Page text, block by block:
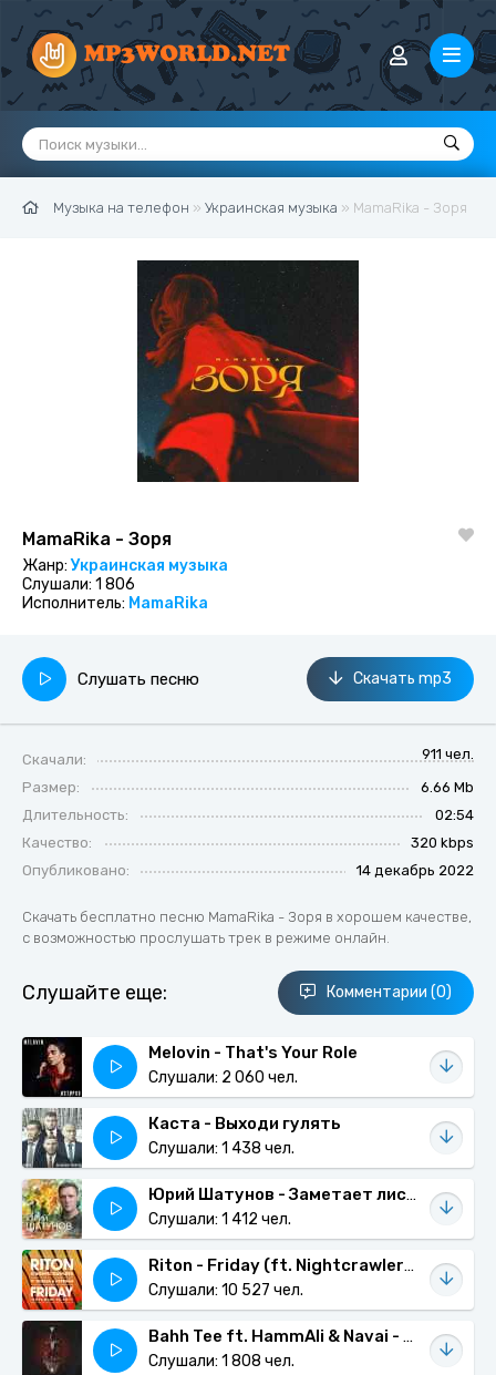
Музыка на телефон » Украинская музыка » MamaRika - Зоря
MamaRika - Зоря
Жанр:Украинская музыка
Слушали: 1 806
Исполнитель: MamaRika
Слушать песню Скачать mp3
Скачали:
911 чел.
Размер:
6.66 Mb
Длительность:
02:54
Качество:
320 kbps
Опубликовано:
14 декабрь 2022
Скачать бесплатно песню MamaRika - Зоря в хорошем качестве,
с возможностью прослушать трек в режиме онлайн.
Слушайте еще: Комментарии (0)
Melovin - That's Your Role
Слушали: 2 060 чел.
Каста - Выходи гулять
Слушали: 1 438 чел.
Юрий Шатунов - Заметает листья снег
Слушали: 1 412 чел.
Riton - Friday (ft. Nightcrawlers, Mufasa, Hypeman)
Слушали: 10 527 чел.
Bahh Tee ft. HammAli & Navai - Жить, не думая о тебе
Слушали: 1 808 чел.